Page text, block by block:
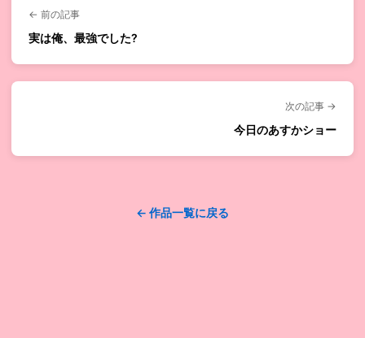
← 前の記事
実は俺、最強でした?
次の記事 →
今日のあすかショー
← 作品一覧に戻る